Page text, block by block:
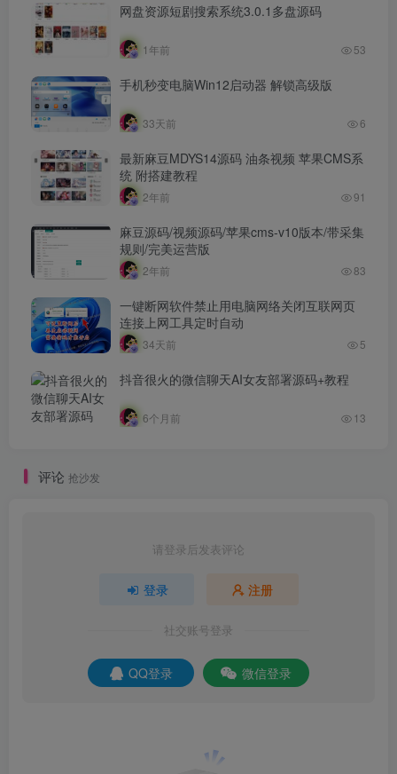
网盘资源短剧搜索系统3.0.1多盘源码
1年前 53
手机秒变电脑Win12启动器 解锁高级版
33天前 6
最新麻豆MDYS14源码 油条视频 苹果CMS系
统 附搭建教程
2年前 91
麻豆源码/视频源码/苹果cms-v10版本/带采集
规则/完美运营版
2年前 83
一键断网软件禁止用电脑网络关闭互联网页
连接上网工具定时自动
34天前 5
抖音很火的微信聊天AI女友部署源码+教程
6个月前 13
评论 抢沙发
请登录后发表评论
登录 注册
社交账号登录
QQ登录 微信登录